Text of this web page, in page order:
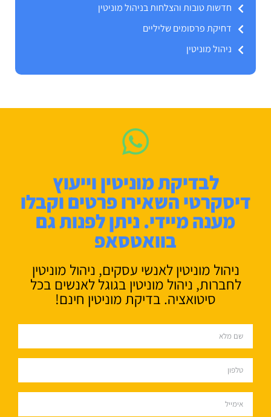
חדשות טובות והצלחות בניהול מוניטין
דחיקת פרסומים שליליים
ניהול מוניטין
לבדיקת מוניטין וייעוץ
דיסקרטי השאירו פרטים וקבלו
מענה מיידי. ניתן לפנות גם
בוואטסאפ
ניהול מוניטין לאנשי עסקים, ניהול מוניטין
לחברות, ניהול מוניטין בגוגל לאנשים בכל
סיטואציה. בדיקת מוניטין חינם!